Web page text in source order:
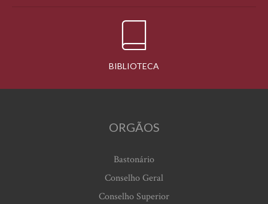
BIBLIOTECA
ORGÃOS
Bastonário
Conselho Geral
Conselho Superior